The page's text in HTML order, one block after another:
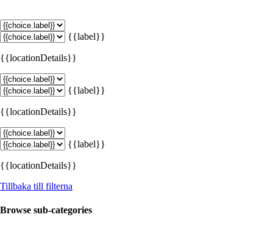
{{label}}
{{locationDetails}}
{{label}}
{{locationDetails}}
{{label}}
{{locationDetails}}
Tillbaka till filterna
Browse sub-categories